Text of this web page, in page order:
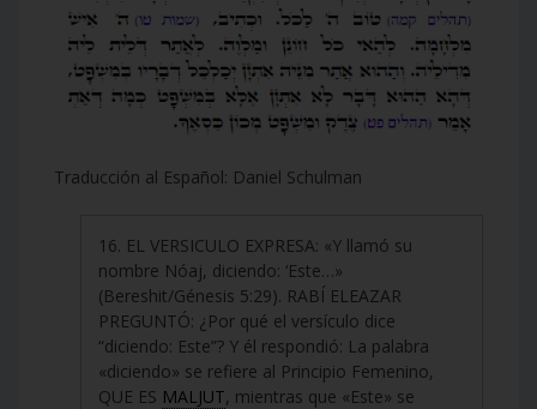
Traducción al Español: Daniel Schulman
16. EL VERSICULO EXPRESA: «Y llamó su
nombre Nóaj, diciendo: ‘Este…»
(Bereshit/Génesis 5:29). RABÍ ELEAZAR
PREGUNTÓ: ¿Por qué el versículo dice
“diciendo: Este”? Y él respondió: La palabra
«diciendo» se refiere al Principio Femenino,
QUE ES MALJUT, mientras que «Este» se